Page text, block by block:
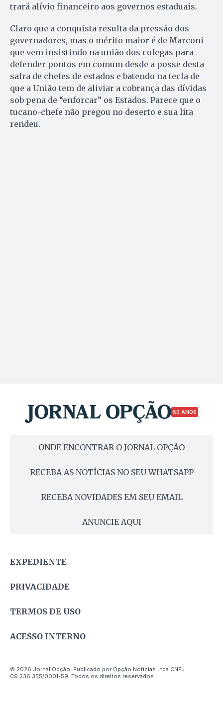
trará alívio financeiro aos governos estaduais.
Claro que a conquista resulta da pressão dos
governadores, mas o mérito maior é de Marconi
que vem insistindo na união dos colegas para
defender pontos em comum desde a posse desta
safra de chefes de estados e batendo na tecla de
que a União tem de aliviar a cobrança das dívidas
sob pena de “enforcar” os Estados. Parece que o
tucano-chefe não pregou no deserto e sua lita
rendeu.
50 ANOS
ONDE ENCONTRAR O JORNAL OPÇÃO
RECEBA AS NOTÍCIAS NO SEU WHATSAPP
RECEBA NOVIDADES EM SEU EMAIL
ANUNCIE AQUI
EXPEDIENTE
PRIVACIDADE
TERMOS DE USO
ACESSO INTERNO
© 2026 Jornal Opção. Publicado por Opção Notícias Ltda CNPJ
09.236.355/0001-59. Todos os direitos reservados.